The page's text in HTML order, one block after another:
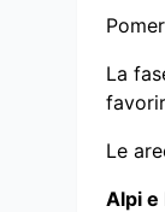
La
Le
Alpi e